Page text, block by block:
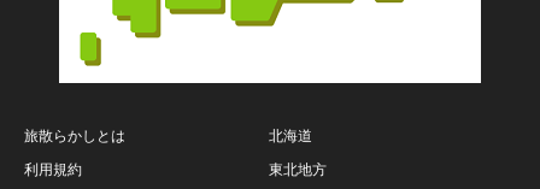
旅散らかしとは
利用規約
北海道
東北地方